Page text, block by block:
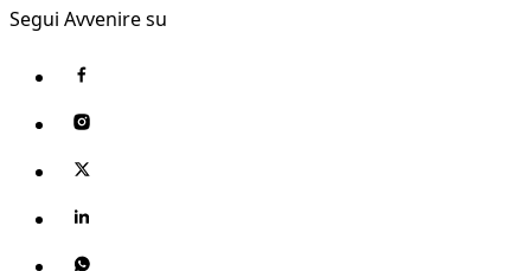
Segui Avvenire su